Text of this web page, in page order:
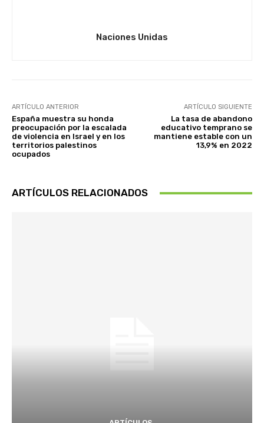
Naciones Unidas
ARTÍCULO ANTERIOR
España muestra su honda
preocupación por la escalada
de violencia en Israel y en los
territorios palestinos
ocupados
ARTÍCULO SIGUIENTE
La tasa de abandono
educativo temprano se
mantiene estable con un
13,9% en 2022
ARTÍCULOS RELACIONADOS